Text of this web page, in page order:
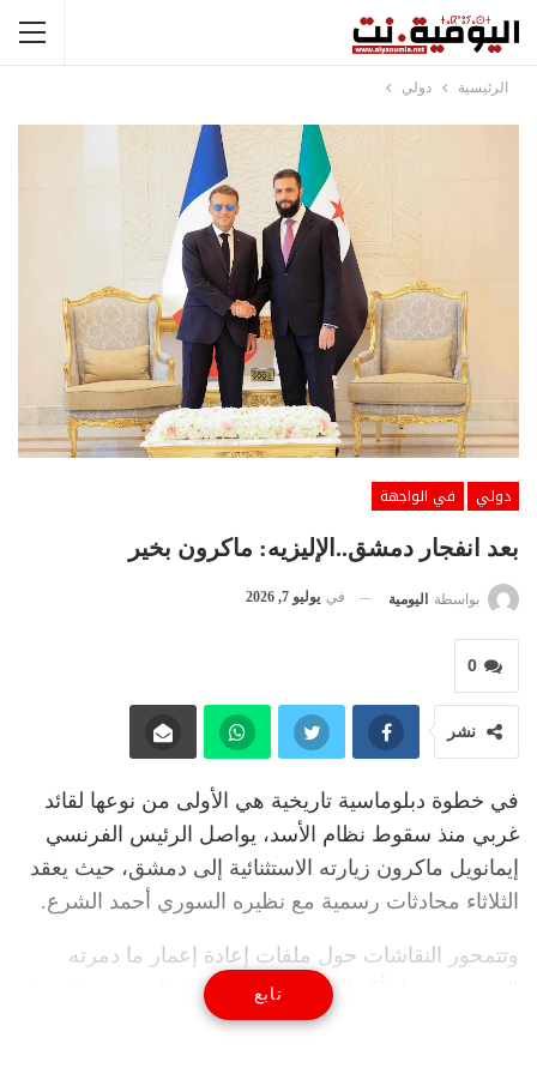
الرئيسية دولي
دولي
في الواجهة
بعد انفجار دمشق..الإليزيه: ماكرون بخير
بواسطة اليومية في يوليو 7, 2026
0
نشر
في خطوة دبلوماسية تاريخية هي الأولى من نوعها لقائد
غربي منذ سقوط نظام الأسد، يواصل الرئيس الفرنسي
إيمانويل ماكرون زيارته الاستثنائية إلى دمشق، حيث يعقد
الثلاثاء محادثات رسمية مع نظيره السوري أحمد الشرع.
وتتمحور النقاشات حول ملفات إعادة إعمار ما دمرته
الحرب، وسط تأكيدات فرنسية متجددة على صون “وحدة
سوريا وتعدديتها” في مرحلتها الانتقالية.
تابع